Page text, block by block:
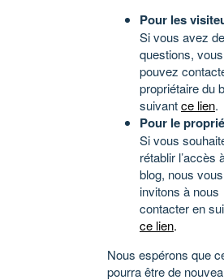
Pour les
Si vous avez
questions, vous
pouvez
propriétaire du
suivantce lien.
Pour le
Si vous
rétablir l’accès
blog, nous vous
invitons à nous
contacter en
ce lien.
Nous espérons que
pourra être de